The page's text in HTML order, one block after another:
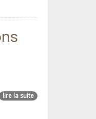
lire la suite